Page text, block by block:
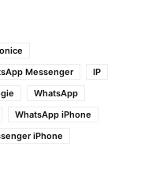
Messenger
IP
WhatsApp
WhatsApp iPhone
iPhone